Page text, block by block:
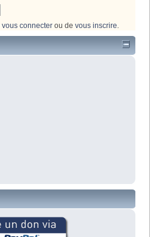
vous connecter ou de vous inscrire.